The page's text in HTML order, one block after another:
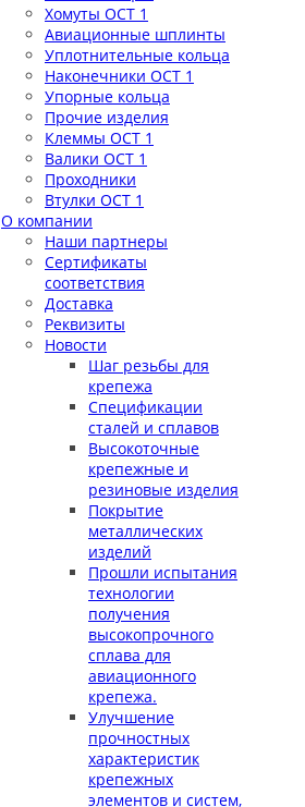
Хомуты ОСТ 1
Авиационные шплинты
Уплотнительные кольца
Наконечники ОСТ 1
Упорные кольца
Прочие изделия
Клеммы ОСТ 1
Валики ОСТ 1
Проходники
Втулки ОСТ 1
О компании
Наши партнеры
Сертификаты
соответствия
Доставка
Реквизиты
Новости
Шаг резьбы для
крепежа
Спецификации
сталей и сплавов
Высокоточные
крепежные и
резиновые изделия
Покрытие
металлических
изделий
Прошли испытания
технологии
получения
высокопрочного
сплава для
авиационного
крепежа.
Улучшение
прочностных
характеристик
крепежных
элементов и систем,